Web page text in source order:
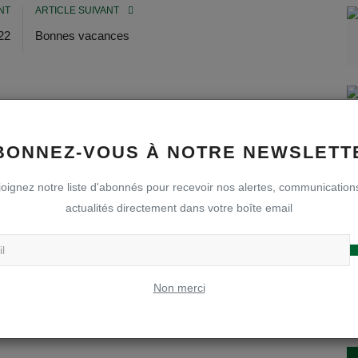
VOUS À NOTRE
notre liste d'abonnés pour recevoir nos alertes,
actualités directement dans votre boîte email
Non merci
ARTICLE SUIVANT
Bonnes vacances
-1 0
Grrrrrrr
0
Triste
0
Waouw